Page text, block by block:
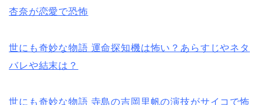
杏奈が恋愛で恐怖
世にも奇妙な物語 運命探知機は怖い？あらすじやネタ
バレや結末は？
世にも奇妙な物語 寺島の吉岡里帆の演技がサイコで怖